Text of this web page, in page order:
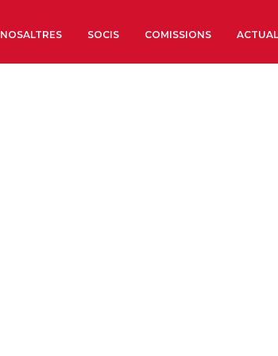
NOSALTRES SOCIS COMISSIONS